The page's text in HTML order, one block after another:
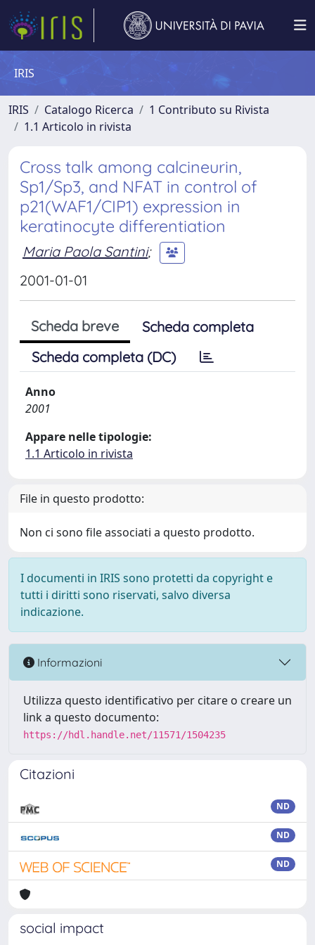
IRIS
IRIS Catalogo Ricerca
1 Contributo su Rivista
1.1 Articolo in rivista
Cross talk among calcineurin,
Sp1/Sp3, and NFAT in control of
p21(WAF1/CIP1) expression in
keratinocyte differentiation
Maria Paola Santini;
2001-01-01
Scheda breve
Scheda completa
Scheda completa (DC)
Anno
2001
Appare nelle tipologie:
1.1 Articolo in rivista
File in questo prodotto:
Non ci sono file associati a questo prodotto.
I documenti in IRIS sono protetti da copyright e
tutti i diritti sono riservati, salvo diversa
indicazione.
Informazioni
Utilizza questo identificativo per citare o creare un
link a questo documento:
https://hdl.handle.net/11571/1504235
Citazioni
ND
ND
ND
social impact